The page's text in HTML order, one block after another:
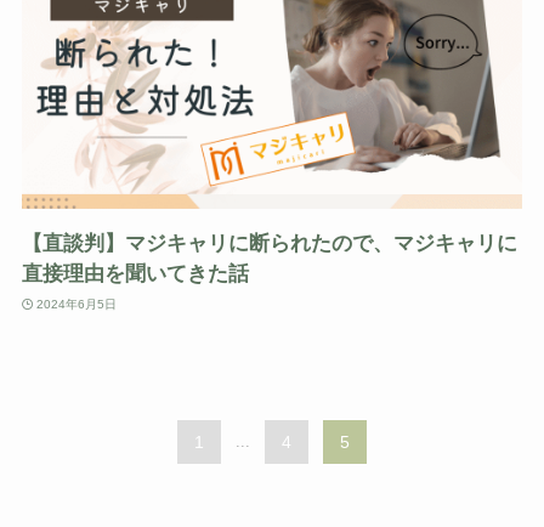
【直談判】マジキャリに断られたので、マジキャリに
直接理由を聞いてきた話
2024年6月5日
1 4 5